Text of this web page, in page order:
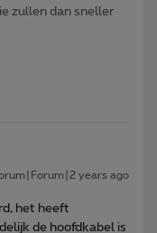
zullen dan sneller
years ago
het heeft
de hoofdkabel is